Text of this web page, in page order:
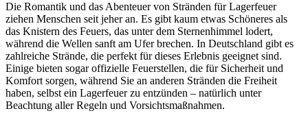
Die Romantik und das Abenteuer von Stränden für Lagerfeuer
ziehen Menschen seit jeher an. Es gibt kaum etwas Schöneres als
das Knistern des Feuers, das unter dem Sternenhimmel lodert,
während die Wellen sanft am Ufer brechen. In Deutschland gibt es
zahlreiche Strände, die perfekt für dieses Erlebnis geeignet sind.
Einige bieten sogar offizielle Feuerstellen, die für Sicherheit und
Komfort sorgen, während Sie an anderen Stränden die Freiheit
haben, selbst ein Lagerfeuer zu entzünden – natürlich unter
Beachtung aller Regeln und Vorsichtsmaßnahmen.